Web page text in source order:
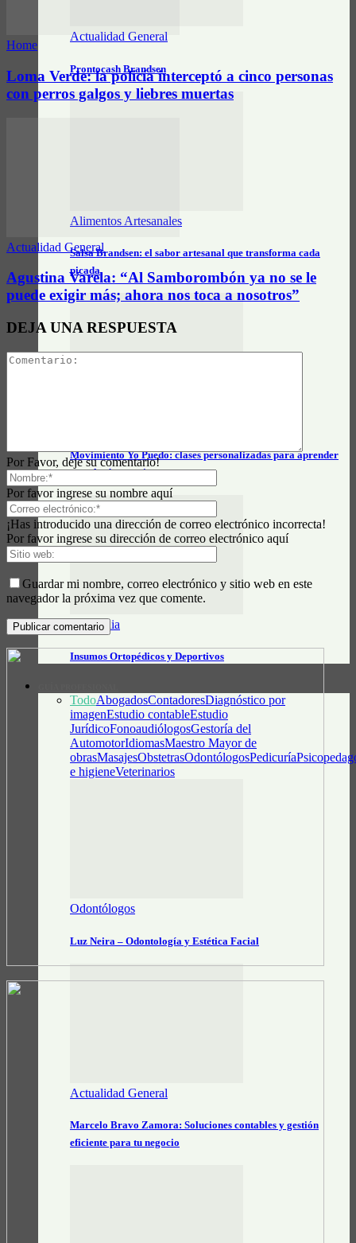
Actualidad General
Prontocash Brandsen
Alimentos Artesanales
Salsa Brandsen: el sabor artesanal que transforma cada
picada
Movimiento Yo Puedo: clases personalizadas para aprender
tecnología a tu ritmo
Ortopédia
Insumos Ortopédicos y Deportivos
TodoAbogadosContadoresDiagnóstico por
imagenEstudio contableEstudio
JurídicoFonoaudiólogosGestoría del
AutomotorIdiomasMaestro Mayor de
obrasMasajesObstetrasOdontólogosPedicuría
e higieneVeterinarios
Odontólogos
Luz Neira – Odontología y Estética Facial
Actualidad General
Marcelo Bravo Zamora: Soluciones contables y gestión
eficiente para tu negocio
Home
Loma Verde: la policía interceptó a cinco personas
con perros galgos y liebres muertas
Actualidad General
Agustina Varela: “Al Samborombón ya no se le
puede exigir más; ahora nos toca a nosotros”
DEJA UNA RESPUESTA
Por Favor, deje su comentario!
Por favor ingrese su nombre aquí
¡Has introducido una dirección de correo electrónico incorrecta!
Por favor ingrese su dirección de correo electrónico aquí
Guardar mi nombre, correo electrónico y sitio web en este
navegador la próxima vez que comente.